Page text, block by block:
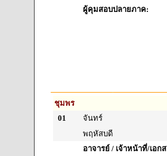
ผู้คุมสอบปลายภาค:
ชุมพร
01
จันทร์
พฤหัสบดี
อาจารย์ / เจ้าหน้าที่/เอก